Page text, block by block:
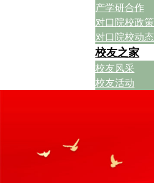
产学研合作
对口院校政策
对口院校动态
校友之家
校友风采
校友活动